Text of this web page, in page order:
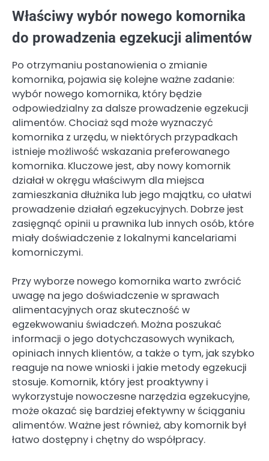
Właściwy wybór nowego komornika
do prowadzenia egzekucji alimentów
Po otrzymaniu postanowienia o zmianie
komornika, pojawia się kolejne ważne zadanie:
wybór nowego komornika, który będzie
odpowiedzialny za dalsze prowadzenie egzekucji
alimentów. Chociaż sąd może wyznaczyć
komornika z urzędu, w niektórych przypadkach
istnieje możliwość wskazania preferowanego
komornika. Kluczowe jest, aby nowy komornik
działał w okręgu właściwym dla miejsca
zamieszkania dłużnika lub jego majątku, co ułatwi
prowadzenie działań egzekucyjnych. Dobrze jest
zasięgnąć opinii u prawnika lub innych osób, które
miały doświadczenie z lokalnymi kancelariami
komorniczymi.
Przy wyborze nowego komornika warto zwrócić
uwagę na jego doświadczenie w sprawach
alimentacyjnych oraz skuteczność w
egzekwowaniu świadczeń. Można poszukać
informacji o jego dotychczasowych wynikach,
opiniach innych klientów, a także o tym, jak szybko
reaguje na nowe wnioski i jakie metody egzekucji
stosuje. Komornik, który jest proaktywny i
wykorzystuje nowoczesne narzędzia egzekucyjne,
może okazać się bardziej efektywny w ściąganiu
alimentów. Ważne jest również, aby komornik był
łatwo dostępny i chętny do współpracy.